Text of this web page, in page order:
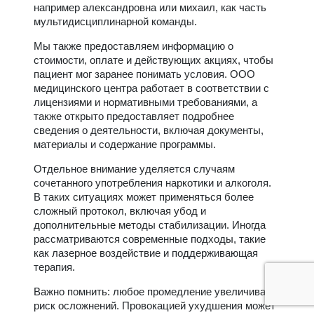
например александровна или михаил, как часть
мультидисциплинарной команды.
Мы также предоставляем информацию о
стоимости, оплате и действующих акциях, чтобы
пациент мог заранее понимать условия. ООО
медицинского центра работает в соответствии с
лицензиями и нормативными требованиями, а
также открыто предоставляет подробнее
сведения о деятельности, включая документы,
материалы и содержание программы.
Отдельное внимание уделяется случаям
сочетанного употребления наркотики и алкоголя.
В таких ситуациях может применяться более
сложный протокол, включая убод и
дополнительные методы стабилизации. Иногда
рассматриваются современные подходы, такие
как лазерное воздействие и поддерживающая
терапия.
Важно помнить: любое промедление увеличивает
риск осложнений. Провокацией ухудшения может